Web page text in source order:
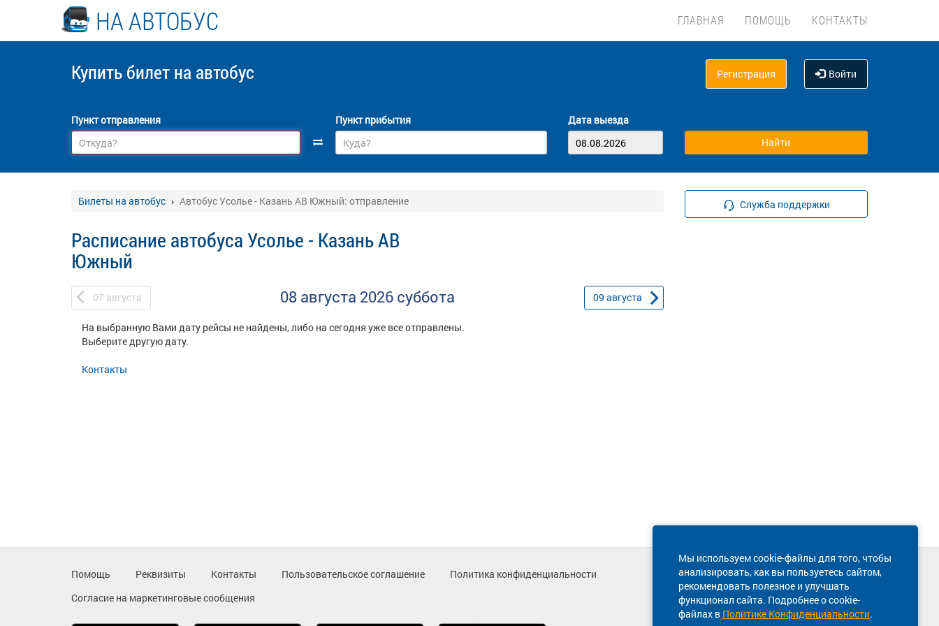
НА АВТОБУС ГЛАВНАЯ ПОМОЩЬ КОНТАКТЫ
Купить билет на автобус Регистрация Войти
Пункт отправления Пункт прибытия Дата выезда
Билеты на автобус Автобус Усолье - Казань АВ Южный: отправление
Расписание автобуса Усолье - Казань АВ
Южный
07 августа 08 августа 2026 суббота 09 августа
На выбранную Вами дату рейсы не найдены, либо на сегодня уже все отправлены.
Выберите другую дату.
Контакты
Служба поддержки
Мы используем cookie-файлы для того, чтобы
анализировать, как вы пользуетесь сайтом,
рекомендовать полезное и улучшать
функционал сайта. Подробнее о cookie-
файлах в Политике Конфиденциальности.
Помощь Реквизиты Контакты Пользовательское соглашение
Политика конфиденциальности
Согласие на маркетинговые сообщения
Техническая поддержка сайта
8 800 600-03-38